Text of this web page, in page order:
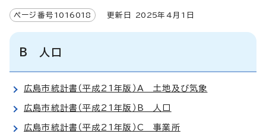
ページ番号 1016018 更新日 2025年4月1日
B 人口
広島市統計書（平成21年版）A 土地及び気象
広島市統計書（平成21年版）B 人口
広島市統計書（平成21年版）C 事業所